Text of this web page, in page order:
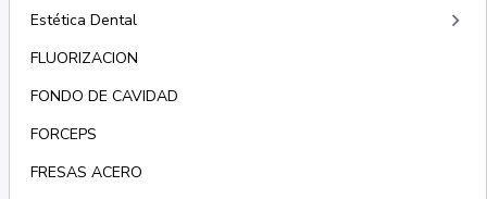
Estética Dental keyboard_arrow_right
FLUORIZACION
FONDO DE CAVIDAD
FORCEPS
FRESAS ACERO